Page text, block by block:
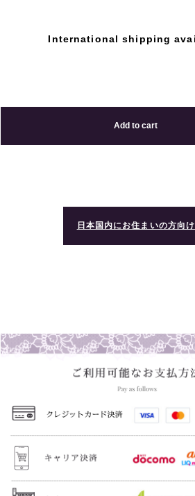
International shipping
Add to cart
日本国内にお住まいの方向け